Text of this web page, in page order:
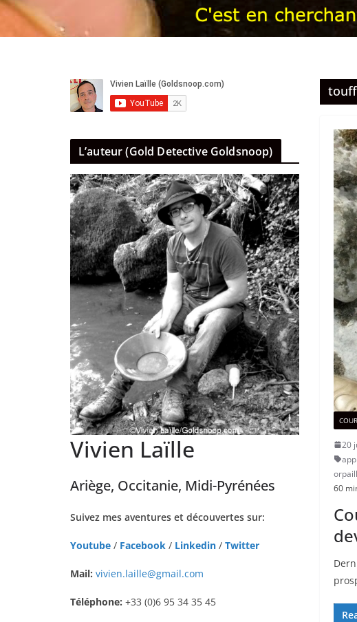
20
60
L’auteur (Gold Detective Goldsnoop)
Vivien Laïlle
Ariège, Occitanie, Midi-Pyrénées
Suivez mes aventures et découvertes sur:
Youtube / Facebook / Linkedin / Twitter
Mail: vivien.laille@gmail.com
Téléphone: +33 (0)6 95 34 35 45